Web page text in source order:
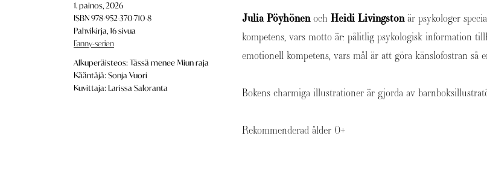
1. painos, 2026
ISBN 978-952-370-710-8
Pahvikirja, 16 sivua
Fanny-serien
Alkuperäisteos: Tässä menee Miun raja
Kääntäjä: Sonja Vuori
Kuvittaja: Larissa Saloranta
Julia PöyhönenochHeidi Livingstonär psykologer
kompetens, vars motto är: pålitlig psykologisk information
emotionell kompetens, vars mål är att göra känslofostran så
Bokens charmiga illustrationer är gjorda av
Rekommenderad ålder 0+